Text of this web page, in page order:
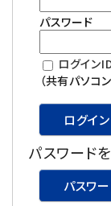
冷凍食品
スイーツ
お菓子
酒類
パスワード
ログイン
（共有パソコ
ログイン
パスワード
パスワ